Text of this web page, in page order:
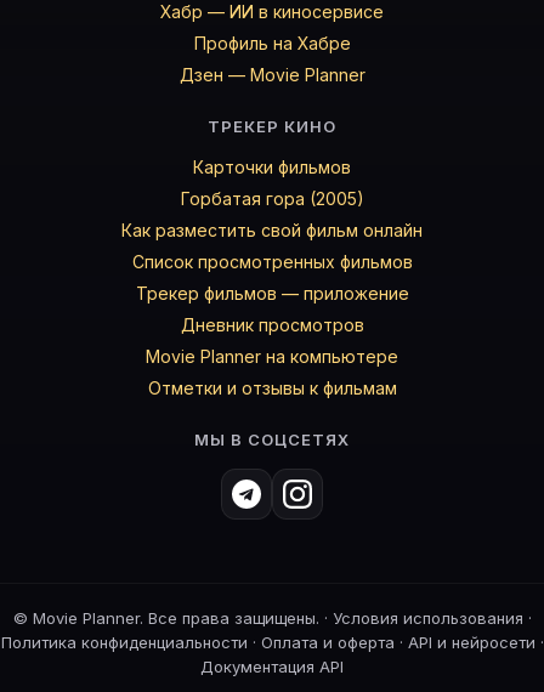
Хабр — ИИ в киносервисе
Профиль на Хабре
Дзен — Movie Planner
ТРЕКЕР КИНО
Карточки фильмов
Горбатая гора (2005)
Как разместить свой фильм онлайн
Список просмотренных фильмов
Трекер фильмов — приложение
Дневник просмотров
Movie Planner на компьютере
Отметки и отзывы к фильмам
МЫ В СОЦСЕТЯХ
© Movie Planner. Все права защищены. · Условия использования ·
Политика конфиденциальности · Оплата и оферта · API и нейросети ·
Документация API